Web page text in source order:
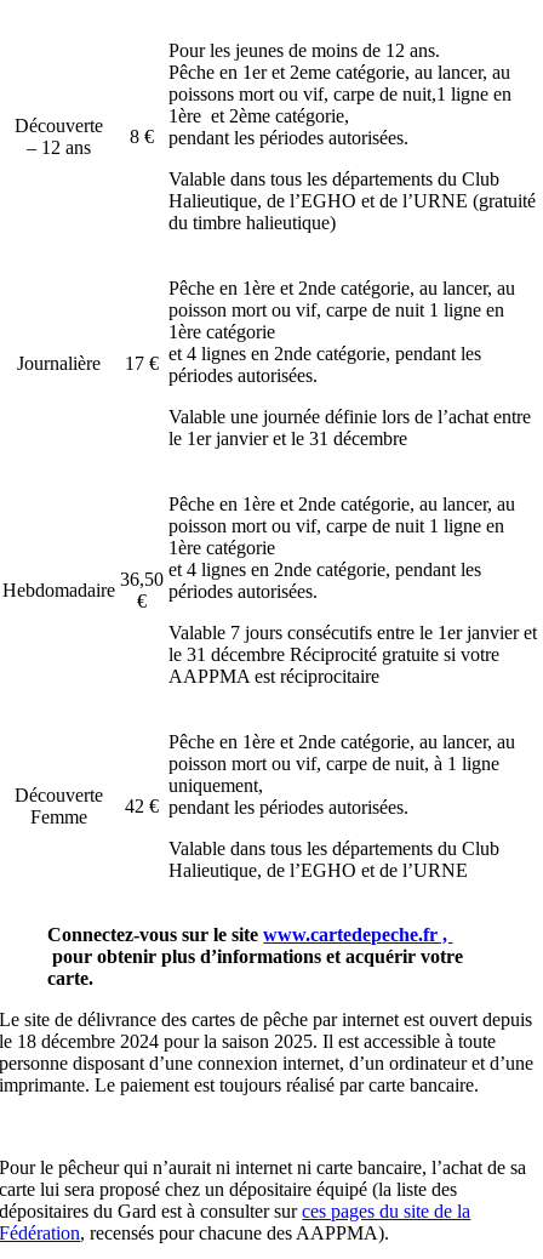
Découverte
– 12 ans
8 €
Pour les jeunes de moins de 12 ans.
Pêche en 1er et 2eme catégorie, au lancer, au
poissons mort ou vif, carpe de nuit,1 ligne en
1ère et 2ème catégorie,
pendant les périodes autorisées.
Valable dans tous les départements du Club
Halieutique, de l’EGHO et de l’URNE (gratuité
du timbre halieutique)
Journalière 17 €
Pêche en 1ère et 2nde catégorie, au lancer, au
poisson mort ou vif, carpe de nuit 1 ligne en
1ère catégorie
et 4 lignes en 2nde catégorie, pendant les
périodes autorisées.
Valable une journée définie lors de l’achat entre
le 1er janvier et le 31 décembre
Hebdomadaire
36,50
€
Pêche en 1ère et 2nde catégorie, au lancer, au
poisson mort ou vif, carpe de nuit 1 ligne en
1ère catégorie
et 4 lignes en 2nde catégorie, pendant les
périodes autorisées.
Valable 7 jours consécutifs entre le 1er janvier et
le 31 décembre Réciprocité gratuite si votre
AAPPMA est réciprocitaire
Découverte
Femme
42 €
Pêche en 1ère et 2nde catégorie, au lancer, au
poisson mort ou vif, carpe de nuit, à 1 ligne
uniquement,
pendant les périodes autorisées.
Valable dans tous les départements du Club
Halieutique, de l’EGHO et de l’URNE
Connectez-vous sur le sitewww.cartedepeche.fr ,
pour obtenir plus d’informations et acquérir votre
carte.
Le site de délivrance des cartes de pêche par internet est ouvert depuis
le 18 décembre 2024 pour la saison 2025. Il est accessible à toute
personne disposant d’une connexion internet, d’un ordinateur et d’une
imprimante. Le paiement est toujours réalisé par carte bancaire.
Pour le pêcheur qui n’aurait ni internet ni carte bancaire, l’achat de sa
carte lui sera proposé chez un dépositaire équipé (la liste des
dépositaires du Gard est à consulter surces pages du site de la
Fédération, recensés pour chacune des AAPPMA).